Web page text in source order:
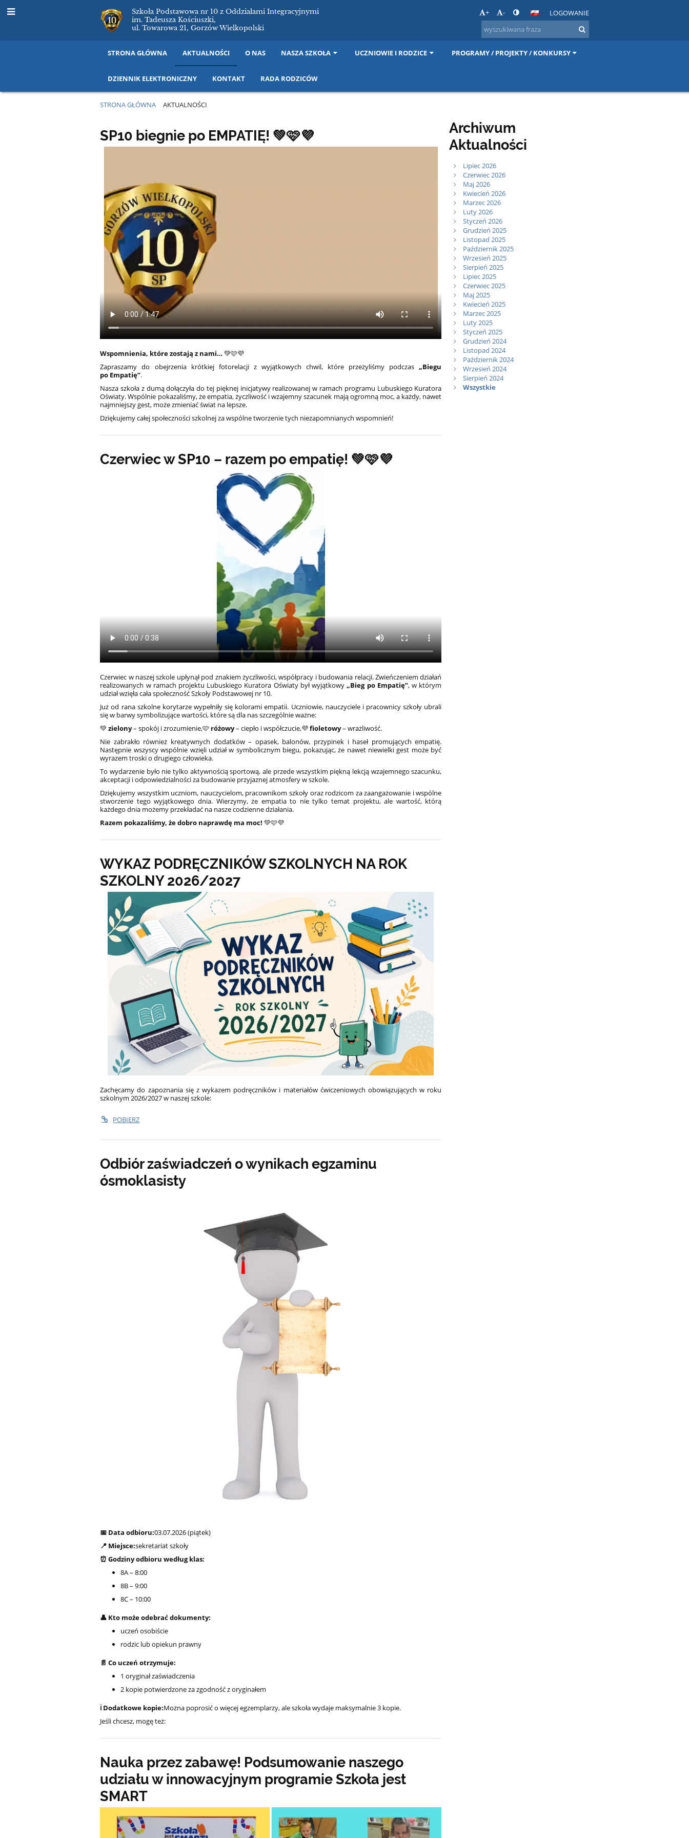
Szkoła Podstawowa nr 10 z Oddziałami Integracyjnymi
im. Tadeusza Kościuszki,
ul. Towarowa 21, Gorzów Wielkopolski
+ - LOGOWANIE
STRONA GŁÓWNA AKTUALNOŚCI O NAS NASZA SZKOŁA UCZNIOWIE I RODZICE PROGRAMY / PROJEKTY / KONKURSY
DZIENNIK ELEKTRONICZNY KONTAKT RADA RODZICÓW
STRONA GŁÓWNA AKTUALNOŚCI
Aktualności
SP10 biegnie po EMPATIĘ! 💚🩷💜
Wspomnienia, które zostają z nami…💚🩷💜
Zapraszamy do obejrzenia krótkiej fotorelacji z wyjątkowych chwil, które przeżyliśmy podczas„Biegu
po Empatię”.
Nasza szkoła z dumą dołączyła do tej pięknej inicjatywy realizowanej w ramach programu Lubuskiego Kuratora
Oświaty. Wspólnie pokazaliśmy, że empatia, życzliwość i wzajemny szacunek mają ogromną moc, a każdy, nawet
najmniejszy gest, może zmieniać świat na lepsze.
Dziękujemy całej społeczności szkolnej za wspólne tworzenie tych niezapomnianych wspomnień!
Czerwiec w SP10 – razem po empatię! 💚🩷💜
Czerwiec w naszej szkole upłynął pod znakiem życzliwości, współpracy i budowania relacji. Zwieńczeniem działań
realizowanych w ramach projektu Lubuskiego Kuratora Oświaty był wyjątkowy„Bieg po Empatię”, w którym
udział wzięła cała społeczność Szkoły Podstawowej nr 10.
Już od rana szkolne korytarze wypełniły się kolorami empatii. Uczniowie, nauczyciele i pracownicy szkoły ubrali
się w barwy symbolizujące wartości, które są dla nas szczególnie ważne:
💚zielony– spokój i zrozumienie,🩷 różowy– ciepło i współczucie,💜fioletowy– wrażliwość.
Nie zabrakło również kreatywnych dodatków – opasek, balonów, przypinek i haseł promujących empatię.
Następnie wszyscy wspólnie wzięli udział w symbolicznym biegu, pokazując, że nawet niewielki gest może być
wyrazem troski o drugiego człowieka.
To wydarzenie było nie tylko aktywnością sportową, ale przede wszystkim piękną lekcją wzajemnego szacunku,
akceptacji i odpowiedzialności za budowanie przyjaznej atmosfery w szkole.
Dziękujemy wszystkim uczniom, nauczycielom, pracownikom szkoły oraz rodzicom za zaangażowanie i wspólne
stworzenie tego wyjątkowego dnia. Wierzymy, że empatia to nie tylko temat projektu, ale wartość, którą
każdego dnia możemy przekładać na nasze codzienne działania.
Razem pokazaliśmy, że dobro naprawdę ma moc! 💚🩷💜
WYKAZ PODRĘCZNIKÓW SZKOLNYCH NA ROK
SZKOLNY 2026/2027
Zachęcamy do zapoznania się z wykazem podręczników i materiałów ćwiczeniowych obowiązujących w roku
szkolnym 2026/2027 w naszej szkole:
POBIERZ
Odbiór zaświadczeń o wynikach egzaminu
ósmoklasisty
📅 Data odbioru:03.07.2026 (piątek)
📍 Miejsce:sekretariat szkoły
⏰ Godziny odbioru według klas:
8A – 8:00
8B – 9:00
8C – 10:00
👤 Kto może odebrać dokumenty:
uczeń osobiście
rodzic lub opiekun prawny
📄 Co uczeń otrzymuje:
1 oryginał zaświadczenia
2 kopie potwierdzone za zgodność z oryginałem
ℹ️ Dodatkowe kopie:Można poprosić o więcej egzemplarzy, ale szkoła wydaje maksymalnie 3 kopie.
Jeśli chcesz, mogę też:
Nauka przez zabawę! Podsumowanie naszego
udziału w innowacyjnym programie Szkoła jest
SMART
Archiwum
Aktualności
Lipiec 2026
Czerwiec 2026
Maj 2026
Kwiecień 2026
Marzec 2026
Luty 2026
Styczeń 2026
Grudzień 2025
Listopad 2025
Październik 2025
Wrzesień 2025
Sierpień 2025
Lipiec 2025
Czerwiec 2025
Maj 2025
Kwiecień 2025
Marzec 2025
Luty 2025
Styczeń 2025
Grudzień 2024
Listopad 2024
Październik 2024
Wrzesień 2024
Sierpień 2024
Wszystkie